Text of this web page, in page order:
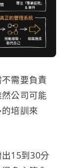
需要負責
公司可能
培訓來
15到30分